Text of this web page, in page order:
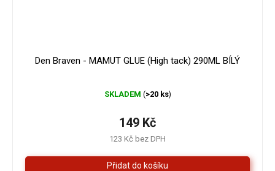
Den Braven - MAMUT GLUE (High tack) 290ML BÍLÝ
hodnocení
je
4,3
z
5
hvězdiček.
SKLADEM (>20 ks)
123 Kč bez DPH
149 Kč